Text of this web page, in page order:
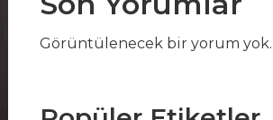
Görüntülenecek bir yorum yok.